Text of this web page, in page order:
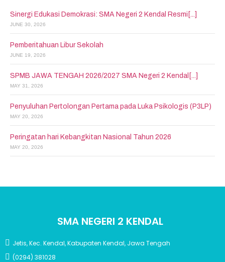
Sinergi Edukasi Demokrasi: SMA Negeri 2 Kendal Resmi[...]
JUNE 30, 2026
Pemberitahuan Libur Sekolah
JUNE 19, 2026
SPMB JAWA TENGAH 2026/2027 SMA Negeri 2 Kendal[...]
MAY 31, 2026
Penyuluhan Pertolongan Pertama pada Luka Psikologis (P3LP)
MAY 20, 2026
Peringatan hari Kebangkitan Nasional Tahun 2026
MAY 20, 2026
SMA NEGERI 2 KENDAL
Jetis, Kec. Kendal, Kabupaten Kendal, Jawa Tengah
(0294) 381028